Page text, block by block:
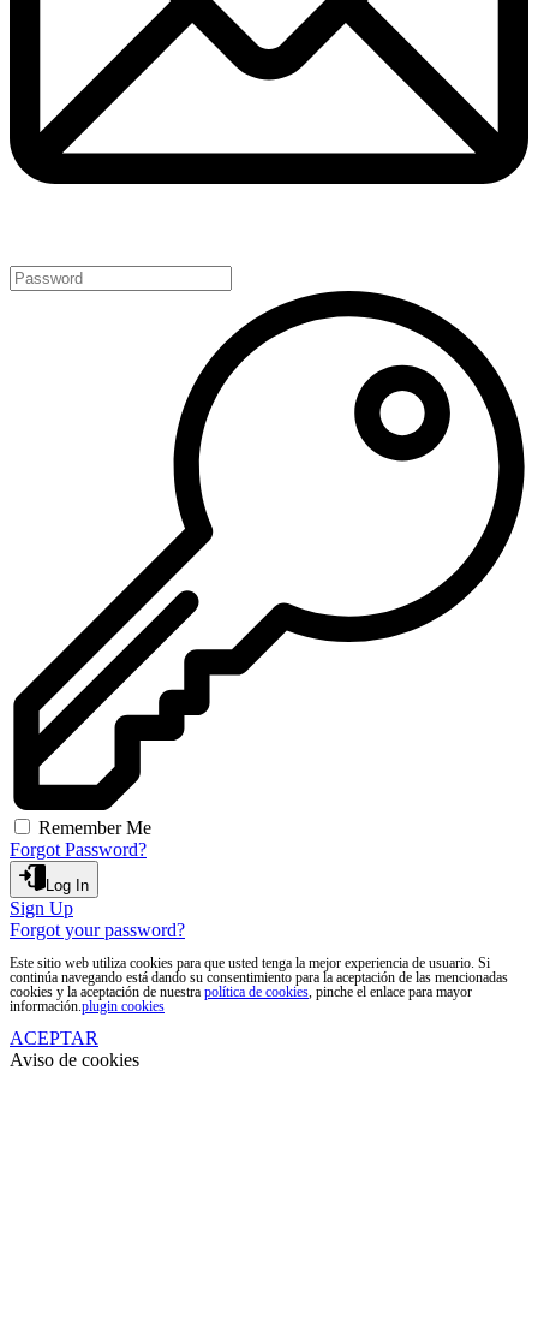
Remember Me
Forgot Password?
Log In
Sign Up
Forgot your password?
Este sitio web utiliza cookies para que usted tenga la mejor experiencia de usuario. Si
continúa navegando está dando su consentimiento para la aceptación de las mencionadas
cookies y la aceptación de nuestra política de cookies, pinche el enlace para mayor
información.plugin cookies
ACEPTAR
Aviso de cookies